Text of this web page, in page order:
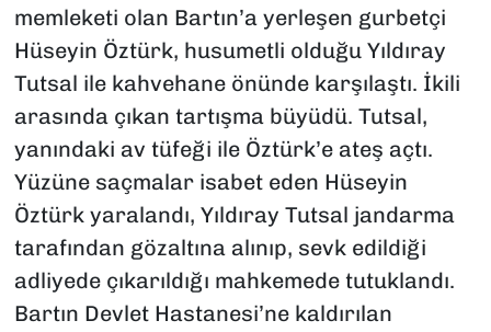
memleketi olan Bartın’a yerleşen gurbetçi
Hüseyin Öztürk, husumetli olduğu Yıldıray
Tutsal ile kahvehane önünde karşılaştı. İkili
arasında çıkan tartışma büyüdü. Tutsal,
yanındaki av tüfeği ile Öztürk’e ateş açtı.
Yüzüne saçmalar isabet eden Hüseyin
Öztürk yaralandı, Yıldıray Tutsal jandarma
tarafından gözaltına alınıp, sevk edildiği
adliyede çıkarıldığı mahkemede tutuklandı.
Bartın Devlet Hastanesi’ne kaldırılan